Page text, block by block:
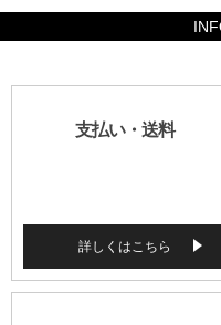
支払い・送料
詳しくはこちら